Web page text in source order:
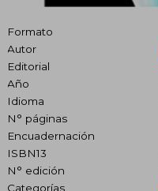
Formato
Autor
Editorial
Año
Idioma
N° páginas
Encuadernación
ISBN13
N° edición
Categorías